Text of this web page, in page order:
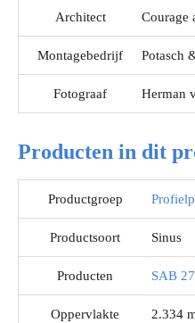
Architect Courage
Montagebedrijf Potasch
Fotograaf Herman
Producten in dit
Productgroep
Productsoort Sinus
Producten SAB
Oppervlakte 2.334